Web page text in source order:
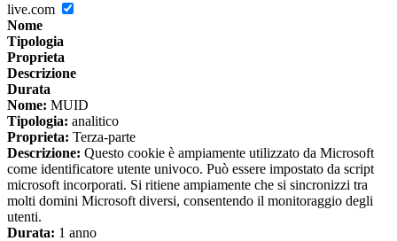
live.com
Nome
Tipologia
Proprieta
Descrizione
Durata
Nome: MUID
Tipologia: analitico
Proprieta: Terza-parte
Descrizione: Questo cookie è ampiamente utilizzato da Microsoft
come identificatore utente univoco. Può essere impostato da script
microsoft incorporati. Si ritiene ampiamente che si sincronizzi tra
molti domini Microsoft diversi, consentendo il monitoraggio degli
utenti.
Durata: 1 anno